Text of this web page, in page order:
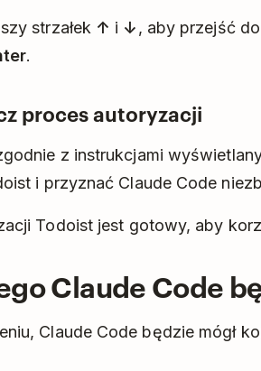
strzałek ↑ i ↓, aby przejść
.
proces autoryzacji
z instrukcjami
i przyznać Claude Code
Todoist jest gotowy, aby
Claude Code
Claude Code będzie mógł